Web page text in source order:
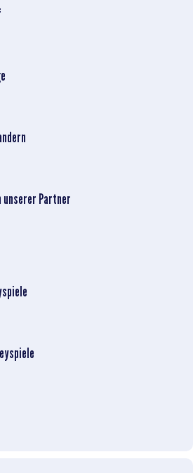
unserer Partner